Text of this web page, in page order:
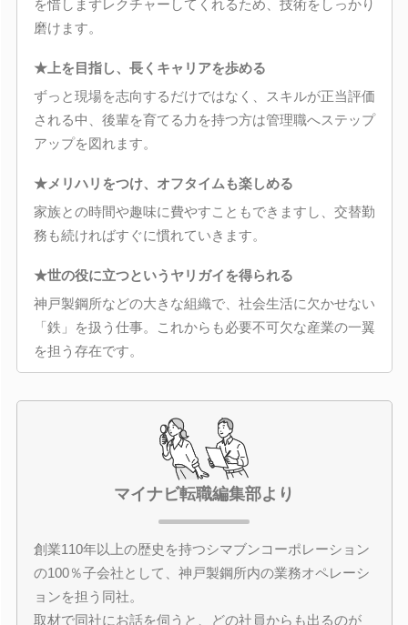
を惜しまずレクチャーしてくれるため、技術をしっかり
磨けます。
★上を目指し、長くキャリアを歩める
ずっと現場を志向するだけではなく、スキルが正当評価
される中、後輩を育てる力を持つ方は管理職へステップ
アップを図れます。
★メリハリをつけ、オフタイムも楽しめる
家族との時間や趣味に費やすこともできますし、交替勤
務も続ければすぐに慣れていきます。
★世の役に立つというヤリガイを得られる
神戸製鋼所などの大きな組織で、社会生活に欠かせない
「鉄」を扱う仕事。これからも必要不可欠な産業の一翼
を担う存在です。
マイナビ転職編集部より
創業110年以上の歴史を持つシマブンコーポレーション
の100％子会社として、神戸製鋼所内の業務オペレーシ
ョンを担う同社。
取材で同社にお話を伺うと、どの社員からも出るのが